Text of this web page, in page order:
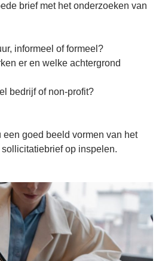
brief met het onderzoeken van
informeel of formeel?
er en welke achtergrond
bedrijf of non-profit?
een goed beeld vormen van het
op inspelen.